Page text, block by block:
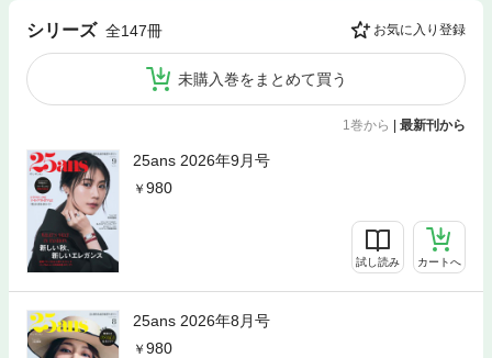
シリーズ 全147冊 お気に入り登録
未購入巻をまとめて買う
1巻から 最新刊から
25ans 2026年9月号
980
試し読み カートへ
25ans 2026年8月号
980